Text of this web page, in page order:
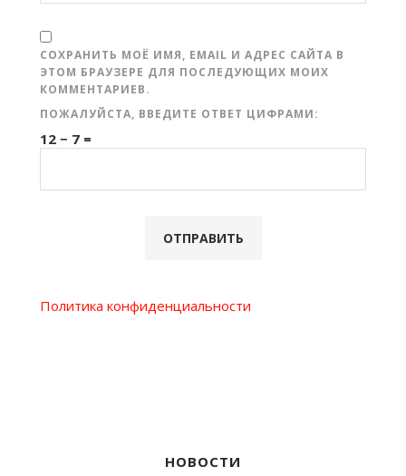
СОХРАНИТЬ МОЁ ИМЯ, EMAIL И АДРЕС САЙТА В
ЭТОМ БРАУЗЕРЕ ДЛЯ ПОСЛЕДУЮЩИХ МОИХ
КОММЕНТАРИЕВ.
ПОЖАЛУЙСТА, ВВЕДИТЕ ОТВЕТ ЦИФРАМИ:
12 − 7 =
Политика конфиденциальности
НОВОСТИ